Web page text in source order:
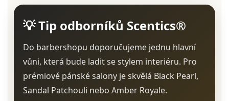
💡 Tip odborníků Scentics®
Do barbershopu doporučujeme jednu hlavní
vůni, která bude ladit se stylem interiéru. Pro
prémiové pánské salony je skvělá Black Pearl,
Sandal Patchouli nebo Amber Royale.